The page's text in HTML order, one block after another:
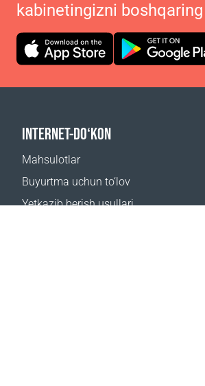
kabinetingizni boshqaring
INTERNET-DO‘KON
Mahsulotlar
Buyurtma uchun to‘lov
Yetkazib berish usullari